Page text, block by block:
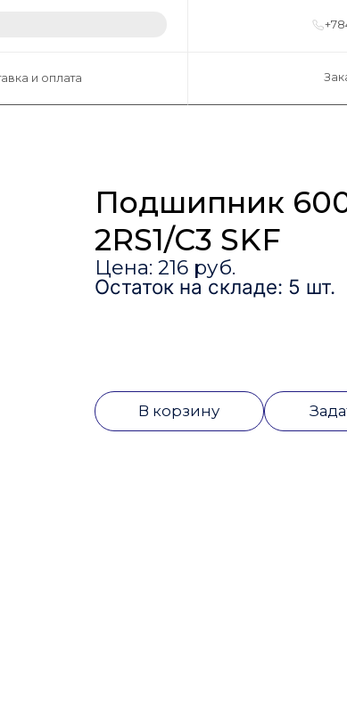
и оплата
Подшипник
2RS1/C3 SKF
Цена: 216 руб.
Остаток на складе: 5 шт.
В корзину